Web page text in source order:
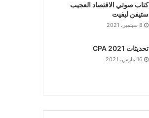
كتاب صوتي الاقتصاد العجيب
ستيفن ليفيت
8 سبتمبر، 2021
تحديثات CPA 2021
16 مارس، 2021